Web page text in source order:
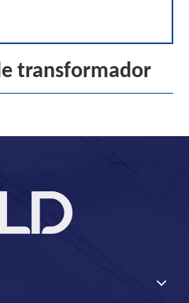
transformador